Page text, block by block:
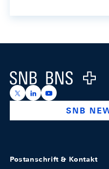
Logo
https://x.com/snb_bns
https://https://
SNB
Postanschrift & Kontakt